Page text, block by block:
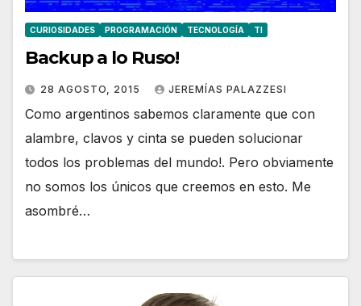
CURIOSIDADES PROGRAMACIÓN TECNOLOGÍA TI
Backup a lo Ruso!
28 AGOSTO, 2015 JEREMÍAS PALAZZESI
Como argentinos sabemos claramente que con
alambre, clavos y cinta se pueden solucionar
todos los problemas del mundo!. Pero obviamente
no somos los únicos que creemos en esto. Me
asombré…